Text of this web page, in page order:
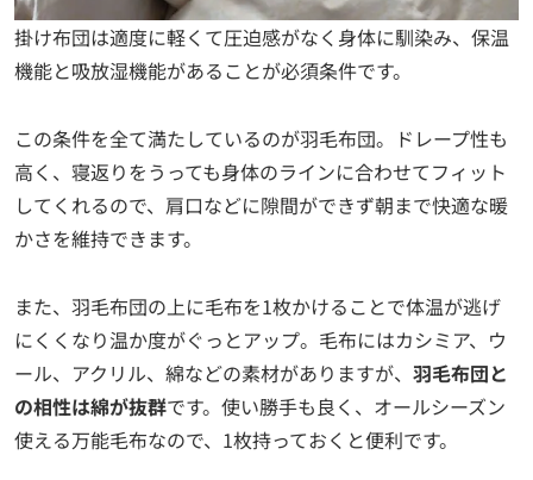
掛け布団は適度に軽くて圧迫感がなく身体に馴染み、保温
機能と吸放湿機能があることが必須条件です。
この条件を全て満たしているのが羽毛布団。ドレープ性も
高く、寝返りをうっても身体のラインに合わせてフィット
してくれるので、肩口などに隙間ができず朝まで快適な暖
かさを維持できます。
また、羽毛布団の上に毛布を1枚かけることで体温が逃げ
にくくなり温か度がぐっとアップ。毛布にはカシミア、ウ
ール、アクリル、綿などの素材がありますが、 羽毛布団と
の相性は綿が抜群です。使い勝手も良く、オールシーズン
使える万能毛布なので、1枚持っておくと便利です。